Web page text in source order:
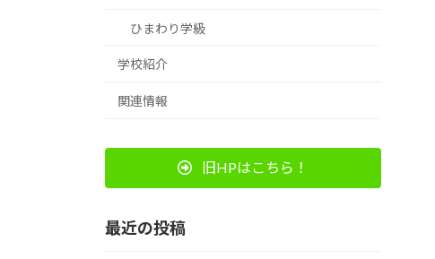
ひまわり学級
学校紹介
関連情報
旧HPはこちら！
最近の投稿